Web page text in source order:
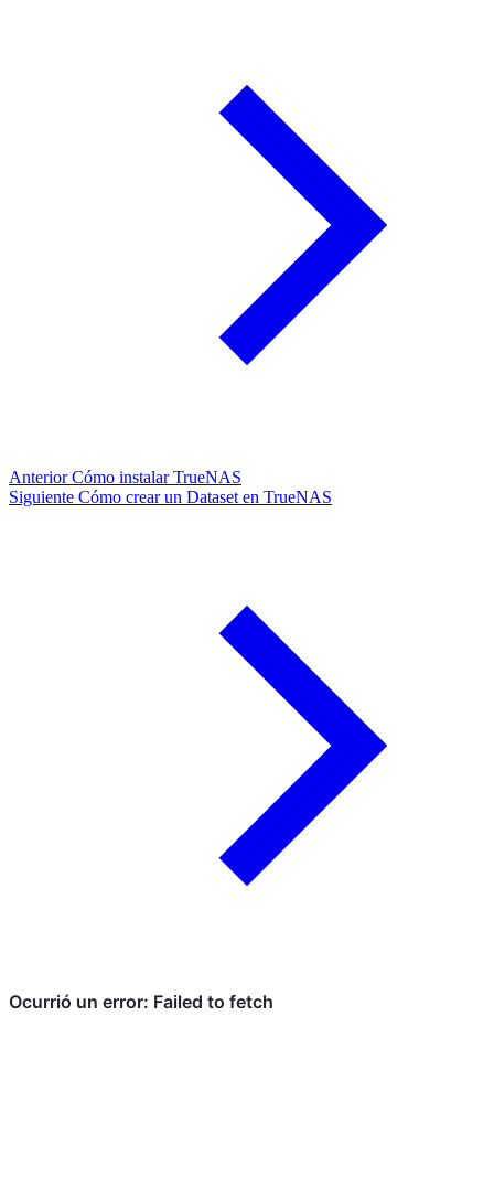
Anterior Cómo instalar TrueNAS
Siguiente Cómo crear un Dataset en TrueNAS